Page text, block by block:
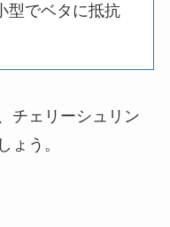
型でベタに抵抗
チェリーシュリン
ょう。